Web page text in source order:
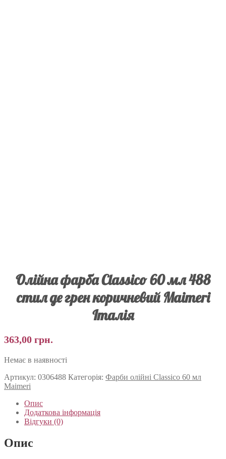
Олійна фарба Classico 60 мл 488
стил де грен коричневий Maimeri
Італія
363,00 грн.
Немає в наявності
Артикул: 0306488 Категорія: Фарби олійні Classico 60 мл
Maimeri
Опис
Додаткова інформація
Відгуки (0)
Опис